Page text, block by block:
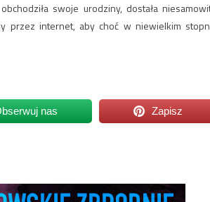
swoje urodziny, dostała
przez internet, aby choć w niewielkim
nas Zapisz